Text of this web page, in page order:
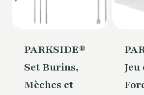
PARKSIDE®
Set Burins,
Mèches et